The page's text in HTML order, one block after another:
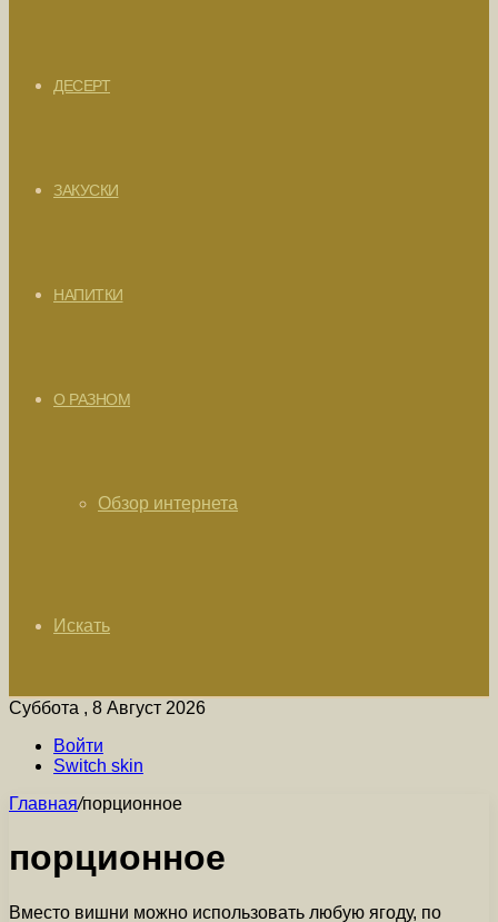
ДЕСЕРТ
ЗАКУСКИ
НАПИТКИ
О РАЗНОМ
Обзор интернета
Искать
Суббота , 8 Август 2026
Войти
Switch skin
Главная/порционное
порционное
Вместо вишни можно использовать любую ягоду, по